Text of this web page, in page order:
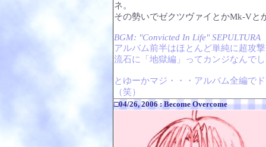
ネ。
その勢いでゼクツヴァイとかMk-Vと
BGM: "Convicted In Life" SEPULTURA
アルバム前半はほとんど単純に超攻
流石に「地獄編」ってカンジなんで
とゆーかマジ・・・アルバム全編で
（笑）
□04/26, 2006 : Become Overcome